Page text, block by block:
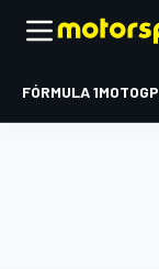
FÓRMULA 1MOTOGP